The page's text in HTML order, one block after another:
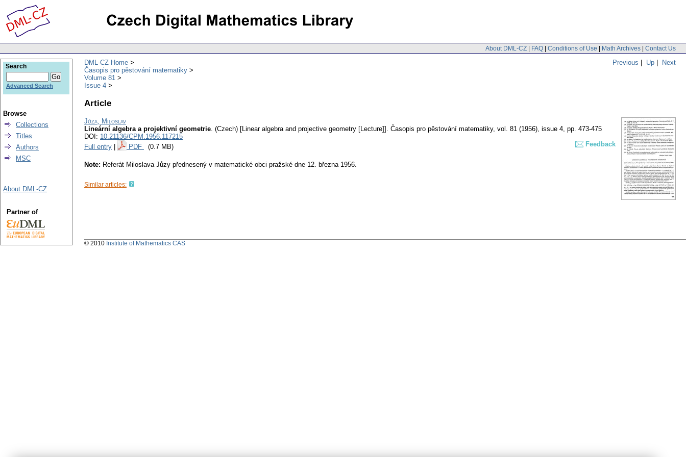
About DML-CZ | FAQ | Conditions of Use | Math Archives | Contact Us
Previous | Up | Next
DML-CZ Home
Časopis pro pěstování matematiky
Volume 81
Issue 4
Article
Jůza, Miloslav
Lineární algebra a projektivní geometrie. (Czech) [Linear algebra and projective geometry [Lecture]]. Časopis pro pěstování matematiky, vol. 81 (1956), issue 4, pp. 473-475
DOI: 10.21136/CPM.1956.117215
Full entry
PDF (0.7 MB) Feedback
Note: Referát Miloslava Jůzy přednesený v matematické obci pražské dne 12. března 1956.
Similar articles:
Search
Advanced Search
Browse
Collections
Titles
Authors
MSC
About DML-CZ
Partner of
© 2010 Institute of Mathematics CAS